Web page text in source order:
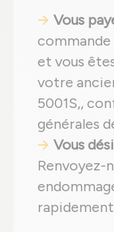
Vous
et vous
votre
5001S,,
générales
Vous
Renvoyez-